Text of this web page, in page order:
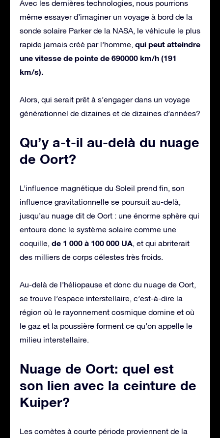
Avec les dernières technologies, nous pourrions
même essayer d’imaginer un voyage à bord de la
sonde solaire Parker de la NASA, le véhicule le plus
rapide jamais créé par l’homme, qui peut atteindre
une vitesse de pointe de 690000 km/h (191
km/s).
Alors, qui serait prêt à s’engager dans un voyage
générationnel de dizaines et de dizaines d’années?
Qu’y a-t-il au-delà du nuage
de Oort?
L’influence magnétique du Soleil prend fin, son
influence gravitationnelle se poursuit au-delà,
jusqu’au nuage dit de Oort : une énorme sphère qui
entoure donc le système solaire comme une
coquille, de 1 000 à 100 000 UA, et qui abriterait
des milliers de corps célestes très froids.
Au-delà de l’héliopause et donc du nuage de Oort,
se trouve l’espace interstellaire, c’est-à-dire la
région où le rayonnement cosmique domine et où
le gaz et la poussière forment ce qu’on appelle le
milieu interstellaire.
Nuage de Oort: quel est
son lien avec la ceinture de
Kuiper?
Les comètes à courte période proviennent de la